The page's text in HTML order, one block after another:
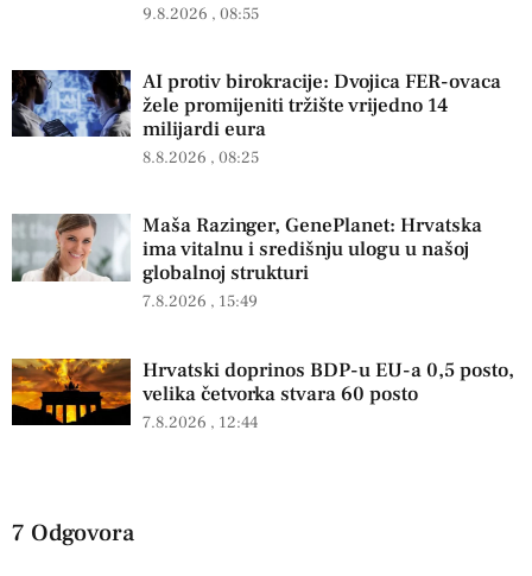
9.8.2026 08:55
AI protiv birokracije: Dvojica FER-ovaca
žele promijeniti tržište vrijedno 14
milijardi eura
8.8.2026 08:25
Maša Razinger, GenePlanet: Hrvatska
ima vitalnu i središnju ulogu u našoj
globalnoj strukturi
7.8.2026 15:49
Hrvatski doprinos BDP-u EU-a 0,5 posto,
velika četvorka stvara 60 posto
7.8.2026 12:44
7 Odgovora